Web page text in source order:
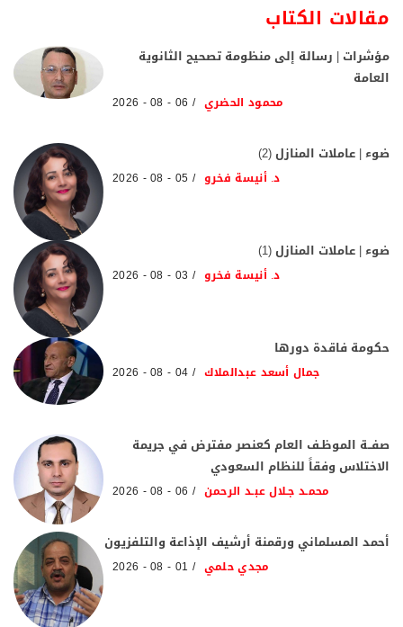
مقالات الكتاب
مؤشرات | رسالة إلى منظومة تصحيح الثانوية
العامة
محمود الحضري 06 - 08 - 2026
ضوء | عاملات المنازل (2)
د. أنيسة فخرو 05 - 08 - 2026
ضوء | عاملات المنازل (1)
د. أنيسة فخرو 03 - 08 - 2026
حكومة فاقدة دورها
جمال أسعد عبدالملاك 04 - 08 - 2026
صفــة الموظـف العام كعنصر مفترض في جريمة
الاختلاس وفقاً للنظام السعودي
محمـد جـلال عبـد الرحمن 06 - 08 - 2026
أحمد المسلماني ورقمنة أرشيف الإذاعة والتلفزيون
مجدي حلمي 01 - 08 - 2026